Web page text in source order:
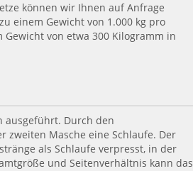
können wir Ihnen auf Anfrage
einem Gewicht von 1.000 kg pro
von etwa 300 Kilogramm in
ausgeführt. Durch den
zweiten Masche eine Schlaufe. Der
als Schlaufe verpresst, in der
und Seitenverhältnis kann das